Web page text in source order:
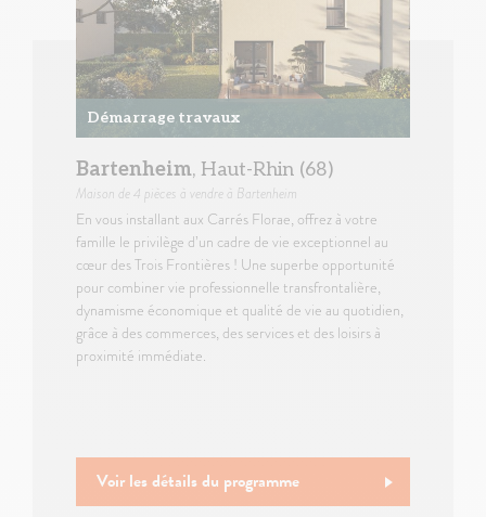
Démarrage travaux
Bartenheim, Haut-Rhin (68)
Maison de 4 pièces à vendre à Bartenheim
En vous installant aux Carrés Florae, offrez à votre
famille le privilège d’un cadre de vie exceptionnel au
cœur des Trois Frontières ! Une superbe opportunité
pour combiner vie professionnelle transfrontalière,
dynamisme économique et qualité de vie au quotidien,
grâce à des commerces, des services et des loisirs à
proximité immédiate.
Voir les détails du programme